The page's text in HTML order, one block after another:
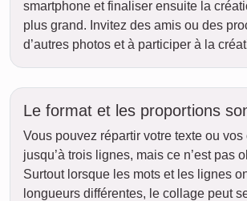
smartphone et finaliser ensuite la
plus grand. Invitez des amis ou des
d’autres photos et à participer à la
Le format et les proportions
Vous pouvez répartir votre texte ou vos
jusqu’à trois lignes, mais ce n’est pas
Surtout lorsque les mots et les lignes
longueurs différentes, le collage peut